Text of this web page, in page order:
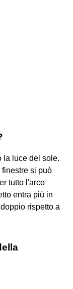
la luce del sole.
finestre si può
tutto l'arco
entra più in
rispetto a